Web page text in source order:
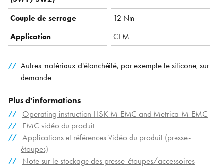
Couple de serrage
12 Nm
Application
CEM
Autres matériaux d'étanchéité, par exemple le silicone, sur
demande
Plus d'informations
Operating instruction HSK-M-EMC and Metrica-M-EMC
EMC vidéo du produit
Applications et références Vidéo du produit (presse-
étoupes)
Note sur le stockage des presse-étoupes/accessoires